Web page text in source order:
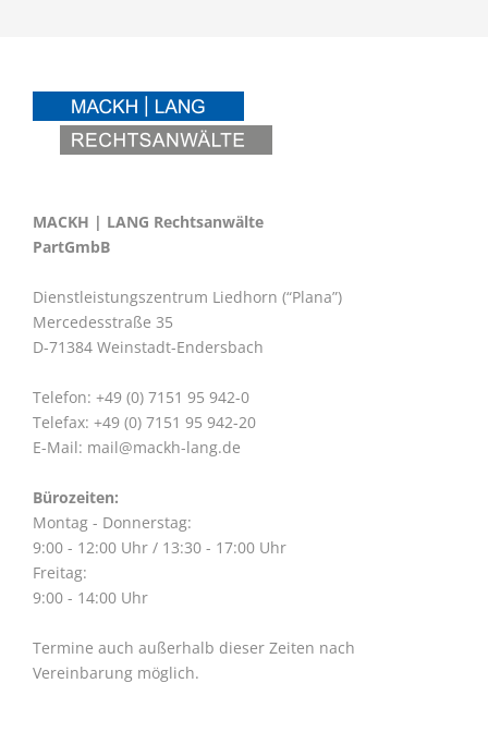
MACKH | LANG Rechtsanwälte
PartGmbB
Dienstleistungszentrum Liedhorn (“Plana”)
Mercedesstraße 35
D-71384 Weinstadt-Endersbach
Telefon: +49 (0) 7151 95 942-0
Telefax: +49 (0) 7151 95 942-20
E-Mail: mail@mackh-lang.de
Bürozeiten:
Montag - Donnerstag:
9:00 - 12:00 Uhr / 13:30 - 17:00 Uhr
Freitag:
9:00 - 14:00 Uhr
Termine auch außerhalb dieser Zeiten nach
Vereinbarung möglich.